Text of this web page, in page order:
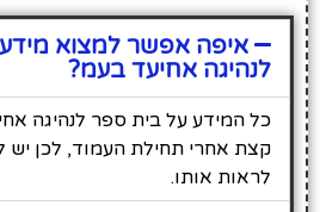
איפה אפשר למצוא מידע
לנהיגה אחיעד בעמ?
כל המידע על בית ספר לנהיגה
קצת אחרי תחילת העמוד, לכן יש
לראות אותו.